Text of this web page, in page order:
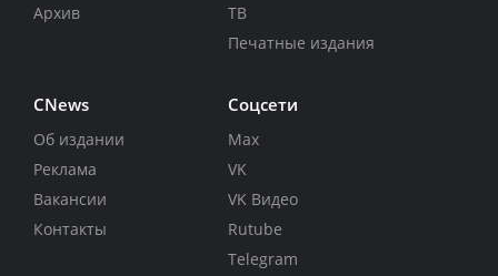
Архив
ТВ
Печатные издания
CNews
Об издании
Реклама
Вакансии
Контакты
Соцсети
Max
VK
VK Видео
Rutube
Telegram